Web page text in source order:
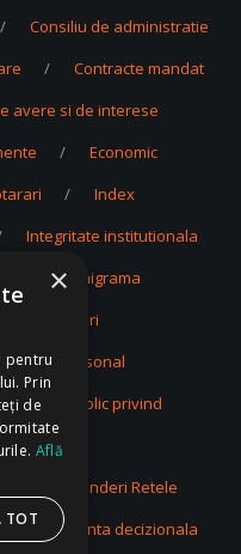
Consiliu de administratie
Contracte mandat
avere si de interese
Economic
Index
Integritate institutionala
Organigrama
Proceduri
personal
interes public privind
si Extinderi Retele
Transparenta decizionala
×
pentru
Prin
de
Află
TOT